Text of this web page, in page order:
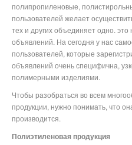
полипропиленовые,
пользователей желает
тех и других объединяет одно.
объявлений. На сегодня у нас
пользователей, которые
объявлений очень специфична,
Чтобы разобраться во всем
продукции, нужно понимать, что
производится.
Полиэтиленовая продукция